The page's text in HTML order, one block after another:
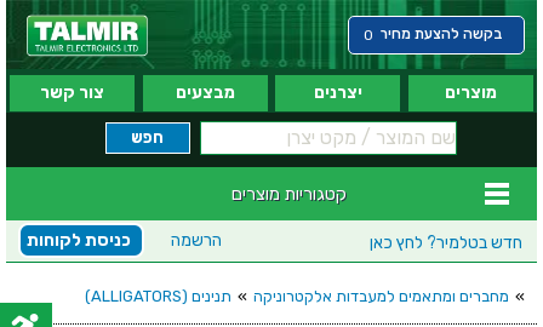
בקשה להצעת מחיר 0
מוצרים יצרנים מבצעים צור קשר
קטגוריות מוצרים
חדש בטלמיר? לחץ כאן כניסת לקוחות הרשמה
» מחברים ומתאמים למעבדות אלקטרוניקה » תנינים (ALLIGATORS)